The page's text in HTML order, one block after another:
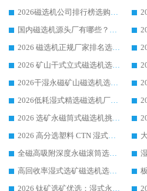
2026磁选机公司排行榜选购指南|正规源头厂家推荐，领域强者高性价比靠谱信赖品牌
国内磁选机源头厂有哪些？2026 综合实力排名与采购避坑技巧
2026 磁选机正规厂家排名选购指南|行业口碑信赖品牌推荐性价比高靠谱磁电企业
2026 矿山干式立式磁选机选型攻略 梳理深耕磁电装备多年靠谱生产厂商
2026干湿永磁矿山磁选机选型攻略 优质生产厂家排名 选矿领域高口碑品牌推荐指南
2026低耗湿式精​选磁选机厂家怎么选?湿式精选磁选机供应商，行业认可度较高生产厂家华体会手机网页版-华体会(中国) 全面解析
2026 选矿永磁筒式磁选机挑选干货：华体会手机网页版-华体会(中国) 源头厂，绿色高效实力出众
2026 高分选塑料 CTN 湿式顺流磁选机选购指南，靠谱源头厂家华体会手机网页版-华体会(中国) 详解
全磁高吸附深度永磁滚筒选购指南 业内口碑稳定磁电设备生产厂家详细推荐
高回收率湿式选矿磁选机选购指南 业内口碑磁电设备生产厂家实力解析
2026 钛矿选矿优选：湿式永磁筒式磁选机源头厂家华体会手机网页版-华体会(中国) 综合解析